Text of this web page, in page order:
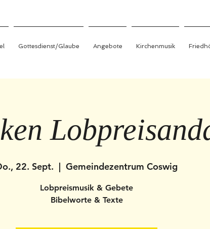
Gottesdienst/Glaube Angebote Kirchenmusik
22. Sept.
  |
Gemeindezentrum Coswig
Lobpreismusik & Gebete
Bibelworte & Texte